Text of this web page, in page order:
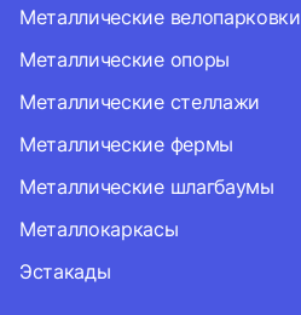
Металлические велопарковки
Металлические опоры
Металлические стеллажи
Металлические фермы
Металлические шлагбаумы
Металлокаркасы
Эстакады